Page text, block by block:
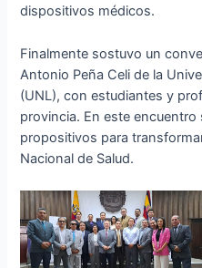
dispositivos médicos.
Finalmente sostuvo un
Antonio Peña Celi de la
(UNL), con estudiantes y
provincia. En este
propositivos para
Nacional de Salud.